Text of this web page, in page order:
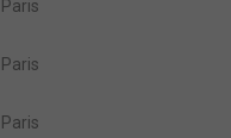
Paris
Paris
Paris